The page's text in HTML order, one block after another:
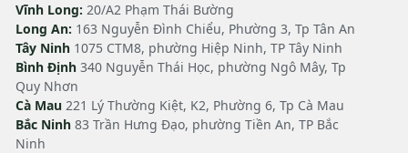
Vĩnh Long: 20/A2 Phạm Thái Bường
Long An: 163 Nguyễn Đình Chiểu, Phường 3, Tp Tân An
Tây Ninh 1075 CTM8, phường Hiệp Ninh, TP Tây Ninh
Bình Định 340 Nguyễn Thái Học, phường Ngô Mây, Tp
Quy Nhơn
Cà Mau 221 Lý Thường Kiệt, K2, Phường 6, Tp Cà Mau
Bắc Ninh 83 Trần Hưng Đạo, phường Tiền An, TP Bắc
Ninh